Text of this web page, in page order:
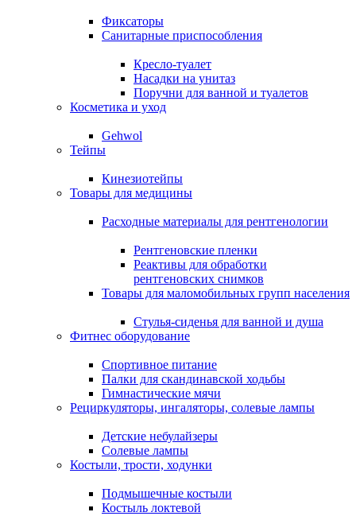
Фиксаторы
Санитарные приспособления
Кресло-туалет
Насадки на унитаз
Поручни для ванной и туалетов
Косметика и уход
Gehwol
Тейпы
Кинезиотейпы
Товары для медицины
Расходные материалы для рентгенологии
Рентгеновские пленки
Реактивы для обработки
рентгеновских снимков
Товары для маломобильных групп населения
Стулья-сиденья для ванной и душа
Фитнес оборудование
Спортивное питание
Палки для скандинавской ходьбы
Гимнастические мячи
Рециркуляторы, ингаляторы, солевые лампы
Детские небулайзеры
Солевые лампы
Костыли, трости, ходунки
Подмышечные костыли
Костыль локтевой